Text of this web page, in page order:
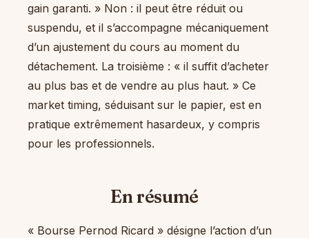
gain garanti. » Non : il peut être réduit ou
suspendu, et il s’accompagne mécaniquement
d’un ajustement du cours au moment du
détachement. La troisième : « il suffit d’acheter
au plus bas et de vendre au plus haut. » Ce
market timing, séduisant sur le papier, est en
pratique extrêmement hasardeux, y compris
pour les professionnels.
En résumé
« Bourse Pernod Ricard » désigne l’action d’un